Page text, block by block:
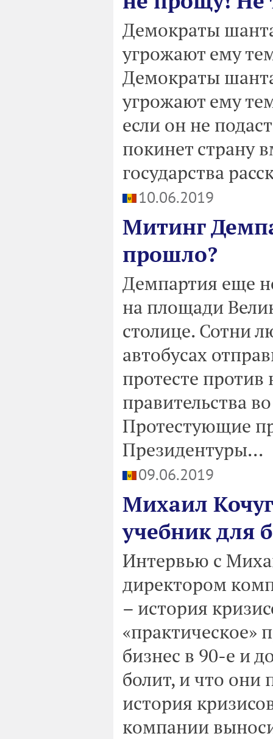
Демократы
угрожают ему
Демократы
угрожают ему
если он не
покинет страну
государства
10.06.2019
Митинг
прошло?
Демпартия еще
на площади
столице. Сотни
автобусах
протесте против
правительства
Протестующие
Президентуры...
09.06.2019
Михаил
учебник для
Интервью с
директором
– история
«практическое»
бизнес в 90-е и
болит, и что они
история
компании